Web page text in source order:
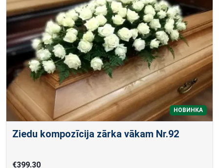
НОВИНКА
Ziedu kompozīcija zārka vākam Nr.92
€399.30